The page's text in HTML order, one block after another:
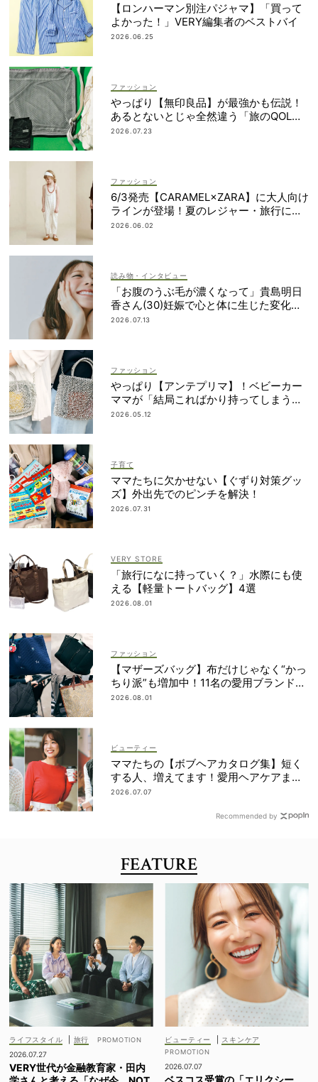
【ロンハーマン別注パジャマ】「買って
よかった！」VERY編集者のベストバイ
2026.06.25
ファッション
やっぱり【無印良品】が最強かも伝説！
あるとないとじゃ全然違う「旅のQOL爆
上げアイテム」
2026.07.23
ファッション
6/3発売【CARAMEL×ZARA】に大人向け
ラインが登場！夏のレジャー・旅行にも
おすすめ
2026.06.02
読み物・インタビュー
「お腹のうぶ毛が濃くなって」貴島明日
香さん(30)妊娠で心と体に生じた変化も
「愛しいです」
2026.07.13
ファッション
やっぱり【アンテプリマ】！ベビーカー
ママが「結局こればかり持ってしまう」
納得の理由
2026.05.12
子育て
ママたちに欠かせない【ぐずり対策グッ
ズ】外出先でのピンチを解決！
2026.07.31
VERY STORE
「旅行になに持っていく？」水際にも使
える【軽量トートバッグ】4選
2026.08.01
ファッション
【マザーズバッグ】布だけじゃなく“かっ
ちり派”も増加中！11名の愛用ブランド
は？
2026.08.01
ビューティー
ママたちの【ボブヘアカタログ集】短く
する人、増えてます！愛用ヘアケアまで
全部見せ
2026.07.07
Recommended by
FEATURE
ライフスタイル
旅行
2026.07.27
VERY世代が金融教育家・田内
ビューティー スキンケア
2026.07.07